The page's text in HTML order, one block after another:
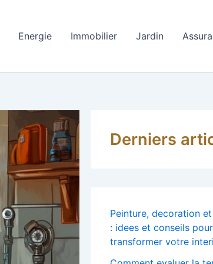
Energie Immobilier Jardin
Derniers
Peinture, decoration
: idees et conseils pour
transformer votre